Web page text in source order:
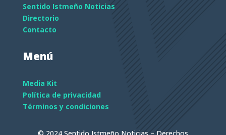
Sentido Istmeño Noticias
Directorio
Contacto
Menú
Media Kit
Política de privacidad
Términos y condiciones